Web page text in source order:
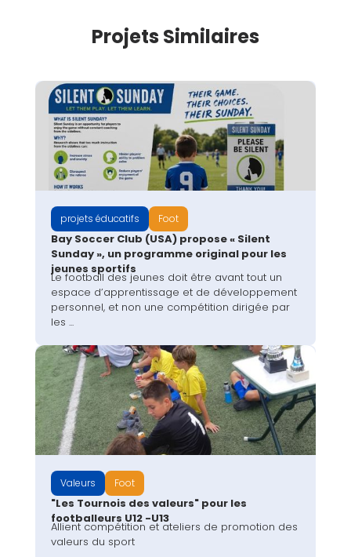
Projets Similaires
projets éducatifs Foot
Bay Soccer Club (USA) propose « Silent
Sunday », un programme original pour les
jeunes sportifs
Le football des jeunes doit être avant tout un
espace d’apprentissage et de développement
personnel, et non une compétition dirigée par
les ...
Valeurs Foot
"Les Tournois des valeurs" pour les
footballeurs U12 -U13
Allient compétition et ateliers de promotion des
valeurs du sport